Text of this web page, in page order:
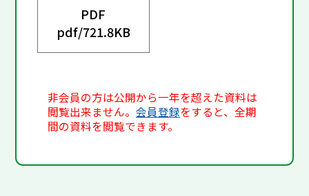
PDF
pdf/721.8KB
非会員の方は公開から一年を超えた資料は
閲覧出来ません。会員登録をすると、全期
間の資料を閲覧できます。